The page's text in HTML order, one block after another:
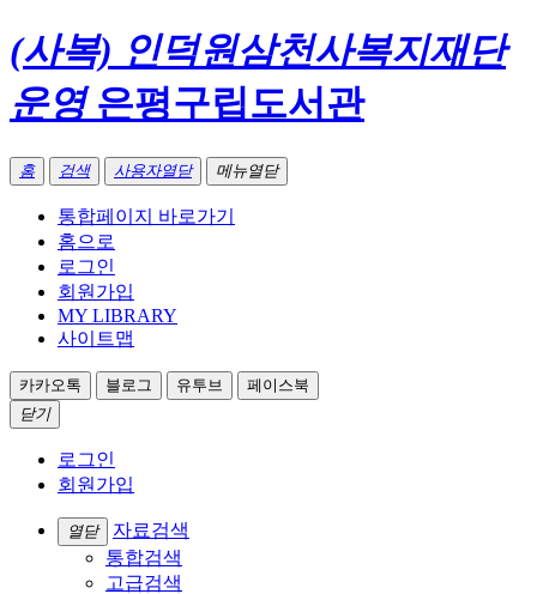
(사복) 인덕원삼천사복지재단
운영은평구립도서관
홈 검색 사용자열닫 메뉴열닫
통합페이지 바로가기
홈으로
로그인
회원가입
MY LIBRARY
사이트맵
카카오톡 블로그 유투브
페이스북
닫기
로그인
회원가입
열닫
자료검색
통합검색
고급검색